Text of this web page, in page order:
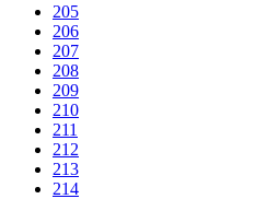
205
206
207
208
209
210
211
212
213
214